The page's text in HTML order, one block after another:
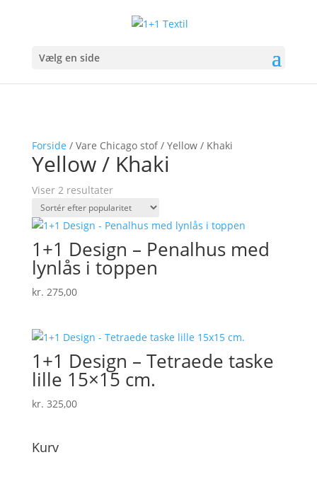
Vælg en side
Forside / Vare Chicago stof / Yellow / Khaki
Yellow / Khaki
Viser 2 resultaterSorteret
efter
popularitet
1+1 Design – Penalhus med
lynlås i toppen
kr. 275,00
1+1 Design – Tetraede taske
lille 15×15 cm.
kr. 325,00
Kurv